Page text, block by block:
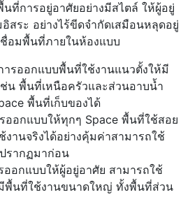
นที่การอยู่อาศัยอย่างมีสไตล์ ให้ผู้อยู่
สระ อย่างไร้ขีดจำกัดเสมือนหลุดอยู่
ชื่อมพื้นที่ภายในห้องแบบ
ารออกแบบพื้นที่ใช้งานแนวตั้งให้มี
น พื้นที่เหนือครัวและส่วนอาบน้ำ
พื้นที่เก็บของได้
ออกแบบให้ทุกๆ Space พื้นที่ใช้สอย
งานจริงได้อย่างคุ้มค่าสามารถใช้
รากฏมาก่อน
ออกแบบให้ผู้อยู่อาศัย สามารถใช้
พื้นที่ใช้งานขนาดใหญ่ ทั้งพื้นที่ส่วน